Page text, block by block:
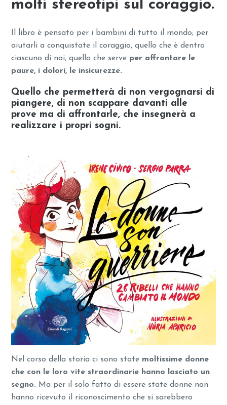
molti stereotipi sul coraggio.
Il libro è pensato per i bambini di tutto il mondo; per
aiutarli a conquistate il coraggio, quello che è dentro
ciascuno di noi, quello che serve per affrontare le
paure, i dolori, le insicurezze.
Quello che permetterà di non vergognarsi di
piangere, di non scappare davanti alle
prove ma di affrontarle, che insegnerà a
realizzare i propri sogni.
Nel corso della storia ci sono state moltissime donne
che con le loro vite straordinarie hanno lasciato un
segno. Ma per il solo fatto di essere state donne non
hanno ricevuto il riconoscimento che si sarebbero